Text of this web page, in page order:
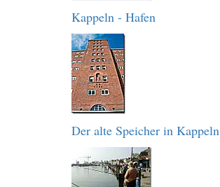
Kappeln - Hafen
Der alte Speicher in Kappeln